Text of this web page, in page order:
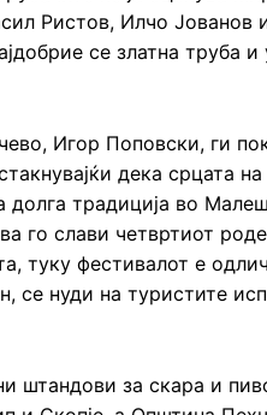
Ристов, Илчо
се златна труба
Игор Поповски, ги
дека срцата
традиција во
го слави четвртиот
туку фестивалот е
се нуди на туристите
штандови за скара и